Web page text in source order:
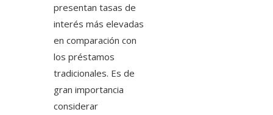
presentan tasas de
interés más elevadas
en comparación con
los préstamos
tradicionales. Es de
gran importancia
considerar